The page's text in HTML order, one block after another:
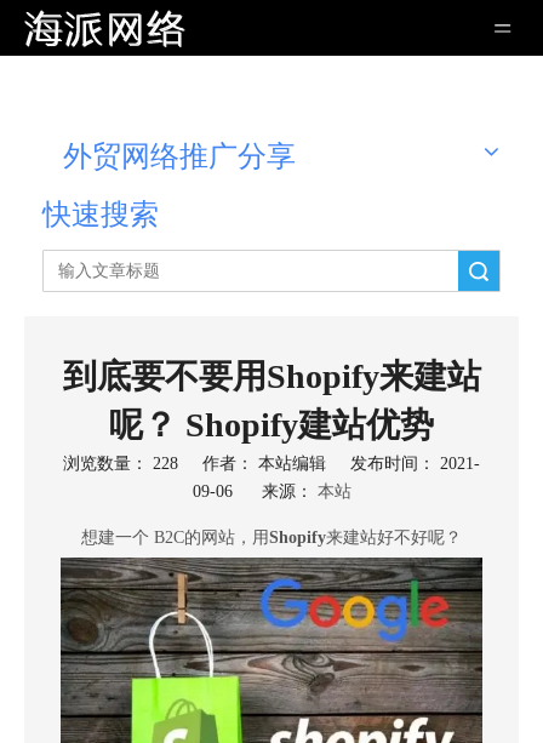
外贸网络推广分享
快速搜索
到底要不要用Shopify来建站
呢？ Shopify建站优势
浏览数量： 228 作者： 本站编辑 发布时间： 2021-
09-06 来源： 本站
["wechat","weibo","qzone","douban","email"]
想建一个 B2C的网站，用Shopify来建站好不好呢？